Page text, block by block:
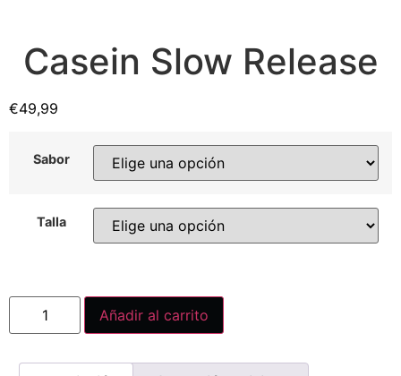
Casein Slow Release
€49,99
Sabor
Talla
Añadir al carrito